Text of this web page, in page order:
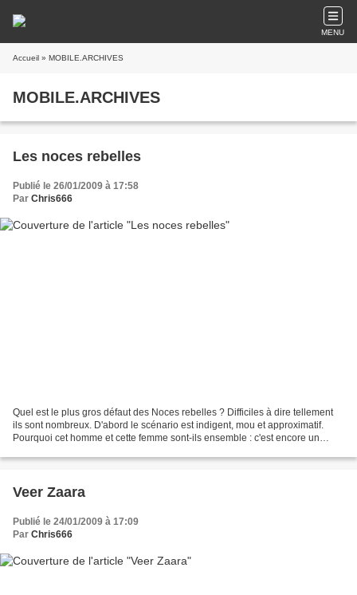
MENU
Accueil » MOBILE.ARCHIVES
MOBILE.ARCHIVES
Les noces rebelles
Publié le 26/01/2009 à 17:58
Par Chris666
Quel est le plus gros défaut des Noces rebelles ? Difficiles à dire tellement
ils sont nombreux. D'abord le scénario est indigent, mou et approximatif.
Pourquoi cet homme et cette femme sont-ils ensemble : c'est encore un
Veer Zaara
Publié le 24/01/2009 à 17:09
Par Chris666